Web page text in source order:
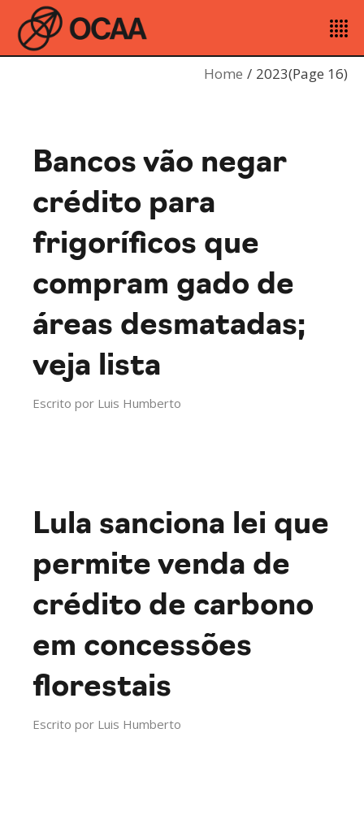
Home 2023(Page 16)
Bancos vão negar
crédito para
frigoríficos que
compram gado de
áreas desmatadas;
veja lista
Escrito por Luis Humberto
Lula sanciona lei que
permite venda de
crédito de carbono
em concessões
florestais
Escrito por Luis Humberto